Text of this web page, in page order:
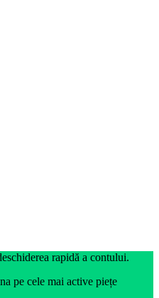
rapidă a contului.
pe cele mai active piețe